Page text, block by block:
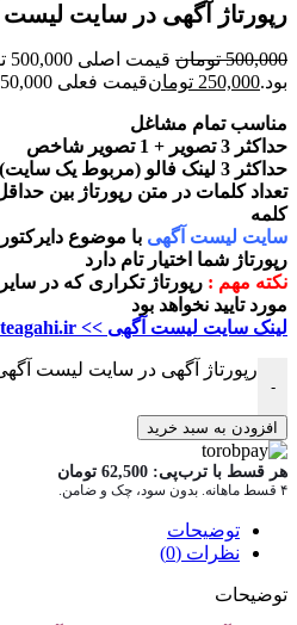
رپورتاژ آگهی در سایت
500,000 تومان
بود.250,000 تومانقیمت فعلی 250,000 تومان است.
مناسب تمام مشاغل
حداکثر 3 تصویر + 1 تصویر شاخص
حداکثر 3 لینک فالو (مربوط یک سایت)
کلمه
سایت لیست آگهی با موضوع
رپورتاژ شما اختیار تام دارد
نکته مهم : رپورتاژ تکراری که در
مورد تایید نخواهد بود
لینک سایت لیست آگهی >> listeagahi.ir
-
رپورتاژ آگهی در سایت لیست
افزودن به سبد خرید
هر قسط با ترب‌پی: 62,500 تومان
۴ قسط ماهانه. بدون سود، چک و ضامن.
توضیحات
نظرات (0)
توضیحات